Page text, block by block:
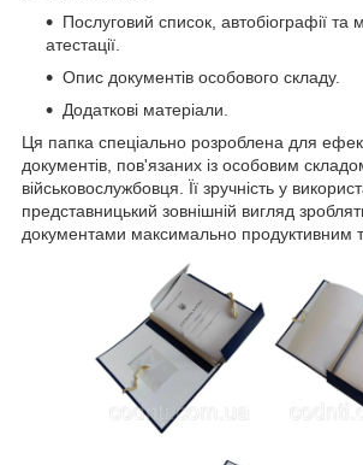
Послуговий список, автобіографії та
атестації.
Опис документів особового складу.
Додаткові матеріали.
Ця папка спеціально розроблена для
документів, пов'язаних із особовим
військовослужбовця. Її зручність у
представницький зовнішній вигляд
документами максимально продуктивним